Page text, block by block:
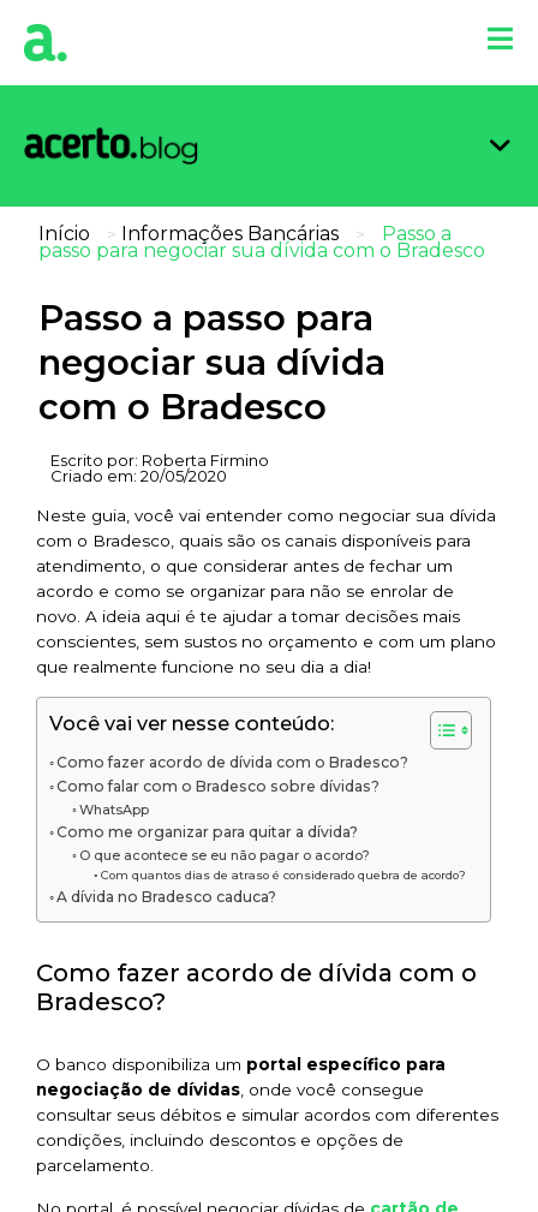
Início > Informações Bancárias > Passo a
passo para negociar sua dívida com o Bradesco
Passo a passo para
negociar sua dívida
com o Bradesco
Escrito por: Roberta Firmino
Criado em: 20/05/2020
Neste guia, você vai entender como negociar sua dívida
com o Bradesco, quais são os canais disponíveis para
atendimento, o que considerar antes de fechar um
acordo e como se organizar para não se enrolar de
novo. A ideia aqui é te ajudar a tomar decisões mais
conscientes, sem sustos no orçamento e com um plano
que realmente funcione no seu dia a dia!
Você vai ver nesse conteúdo:
Como fazer acordo de dívida com o Bradesco?
Como falar com o Bradesco sobre dívidas?
WhatsApp
Como me organizar para quitar a dívida?
O que acontece se eu não pagar o acordo?
Com quantos dias de atraso é considerado quebra de acordo?
A dívida no Bradesco caduca?
Como fazer acordo de dívida com o
Bradesco?
O banco disponibiliza um portal específico para
negociação de dívidas , onde você consegue
consultar seus débitos e simular acordos com diferentes
condições, incluindo descontos e opções de
parcelamento.
No portal, é possível negociar dívidas de